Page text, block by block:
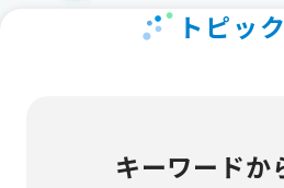
トピッ
キーワードか